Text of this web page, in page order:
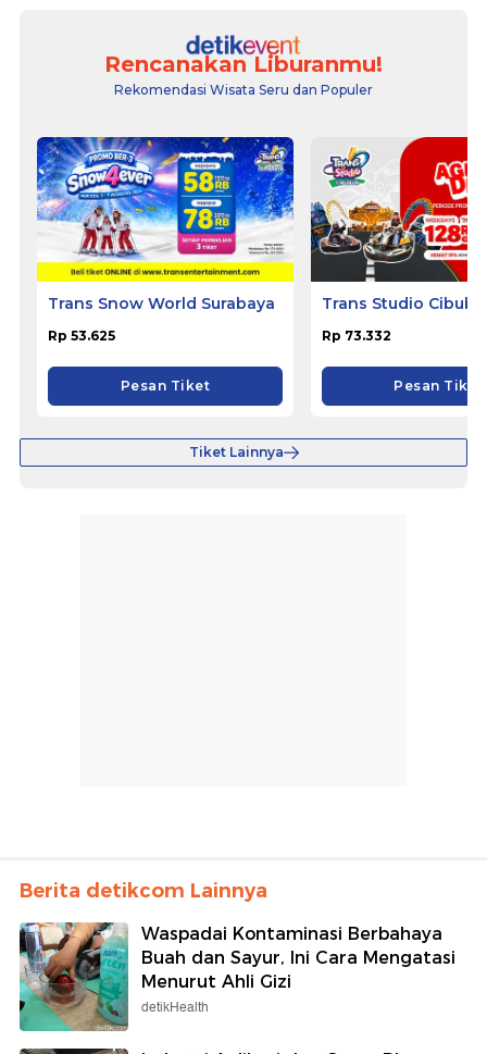
Rencanakan Liburanmu!
Rekomendasi Wisata Seru dan Populer
Trans Snow World Surabaya
Rp 53.625
Pesan Tiket
Trans Studio
Rp 73.332
Pesan Tiket
Tiket Lainnya
Berita detikcom Lainnya
Waspadai Kontaminasi Berbahaya
Buah dan Sayur, Ini Cara Mengatasi
Menurut Ahli Gizi
detikHealth